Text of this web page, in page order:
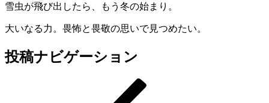
雪虫が飛び出したら、もう冬の始まり。
大いなる力。畏怖と畏敬の思いで見つめたい。
投稿ナビゲーション